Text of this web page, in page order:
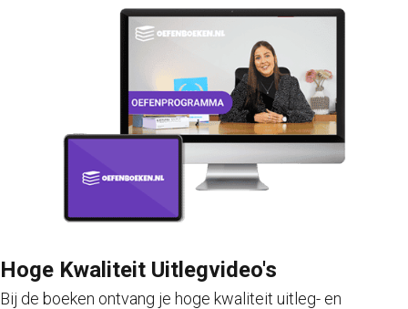
Hoge Kwaliteit Uitlegvideo's
Bij de boeken ontvang je hoge kwaliteit uitleg- en